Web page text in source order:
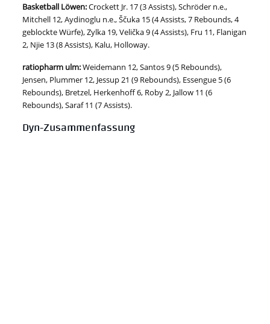
Basketball Löwen:Crockett Jr. 17 (3 Assists), Schröder n.e.,
Mitchell 12, Aydinoglu n.e., Ščuka 15 (4 Assists, 7 Rebounds, 4
geblockte Würfe), Zylka 19, Velička 9 (4 Assists), Fru 11, Flanigan
2, Njie 13 (8 Assists), Kalu, Holloway.
ratiopharm ulm:Weidemann 12, Santos 9 (5 Rebounds),
Jensen, Plummer 12, Jessup 21 (9 Rebounds), Essengue 5 (6
Rebounds), Bretzel, Herkenhoff 6, Roby 2, Jallow 11 (6
Rebounds), Saraf 11 (7 Assists).
Dyn-Zusammenfassung